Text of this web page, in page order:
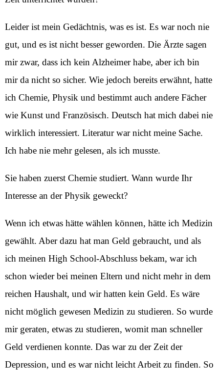
Leider ist mein Gedächtnis, was es ist. Es war noch nie
gut, und es ist nicht besser geworden. Die Ärzte sagen
mir zwar, dass ich kein Alzheimer habe, aber ich bin
mir da nicht so sicher. Wie jedoch bereits erwähnt, hatte
ich Chemie, Physik und bestimmt auch andere Fächer
wie Kunst und Französisch. Deutsch hat mich dabei nie
wirklich interessiert. Literatur war nicht meine Sache.
Ich habe nie mehr gelesen, als ich musste.
Sie haben zuerst Chemie studiert. Wann wurde Ihr
Interesse an der Physik geweckt?
Wenn ich etwas hätte wählen können, hätte ich Medizin
gewählt. Aber dazu hat man Geld gebraucht, und als
ich meinen High School-Abschluss bekam, war ich
schon wieder bei meinen Eltern und nicht mehr in dem
reichen Haushalt, und wir hatten kein Geld. Es wäre
nicht möglich gewesen Medizin zu studieren. So wurde
mir geraten, etwas zu studieren, womit man schneller
Geld verdienen konnte. Das war zu der Zeit der
Depression, und es war nicht leicht Arbeit zu finden. So